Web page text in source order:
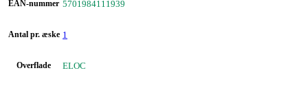
EAN-nummer 5701984111939
Antal pr. æske 1
Overflade ELOC